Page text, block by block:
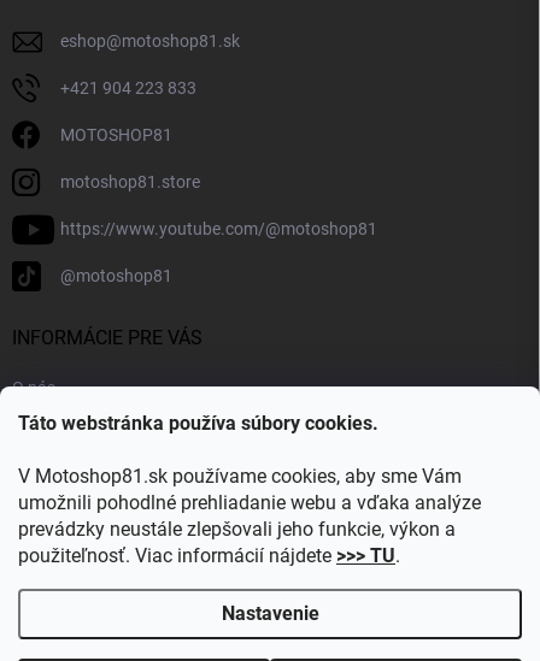
Táto webstránka používa súbory cookies.
V Motoshop81.sk používame cookies, aby sme Vám
umožnili pohodlné prehliadanie webu a vďaka analýze
prevádzky neustále zlepšovali jeho funkcie, výkon a
použiteľnosť. Viac informácií nájdete >>> TU.
Nastavenie
eshop@motoshop81.sk
+421 904 223 833
MOTOSHOP81
motoshop81.store
https://www.youtube.com/@motoshop81
@motoshop81
INFORMÁCIE PRE VÁS
O nás
Doprava a platba
Blog
Obľúbené kategórie